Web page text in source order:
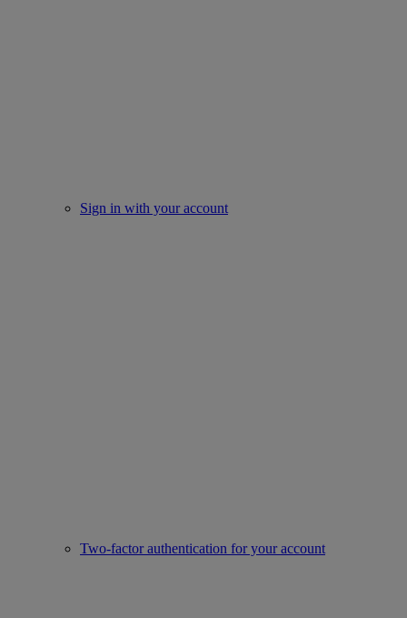
Sign in with your account
Two-factor authentication for your account